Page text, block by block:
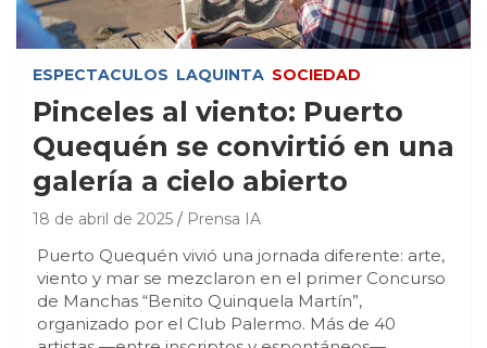
ESPECTACULOS LAQUINTA SOCIEDAD
Pinceles al viento: Puerto
Quequén se convirtió en una
galería a cielo abierto
18 de abril de 2025 Prensa IA
Puerto Quequén vivió una jornada diferente: arte,
viento y mar se mezclaron en el primer Concurso
de Manchas “Benito Quinquela Martín”,
organizado por el Club Palermo. Más de 40